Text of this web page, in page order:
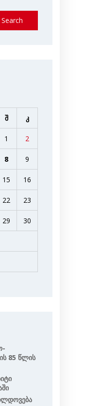
Search
შ კ
1 2
8 9
15 16
22 23
29 30
85 Წლის